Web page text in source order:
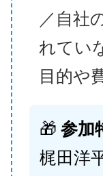
／自社
れてい
目的や
🎁 参加
梶田洋